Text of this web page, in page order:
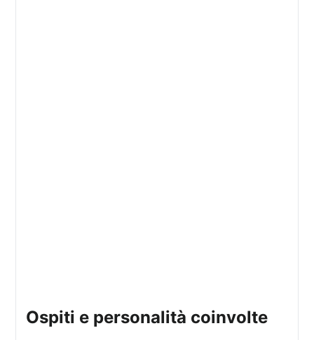
ospiti e personalità coinvolte